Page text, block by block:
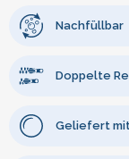
Nachfüllbar
Doppelte
Geliefert